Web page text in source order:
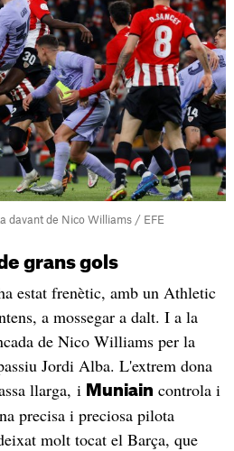
davant de Nico Williams / EFE
grans gols
estat frenètic, amb un Athletic
a mossegar a dalt. I a la
de Nico Williams per la
Jordi Alba. L'extrem dona
llarga, i Muniain controla i
precisa i preciosa pilota
molt tocat el Barça, que